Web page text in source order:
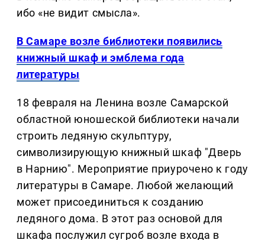
ибо «не видит смысла».
В Самаре возле библиотеки появились
книжный шкаф и эмблема года
литературы
18 февраля на Ленина возле Самарской
областной юношеской библиотеки начали
строить ледяную скульптуру,
символизирующую книжный шкаф "Дверь
в Нарнию". Мероприятие приурочено к году
литературы в Самаре. Любой желающий
может присоединиться к созданию
ледяного дома. В этот раз основой для
шкафа послужил сугроб возле входа в